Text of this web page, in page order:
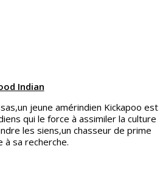
Indian
jeune amérindien Kickapoo est
qui le force à assimiler la culture
les siens,un chasseur de prime
à sa recherche.